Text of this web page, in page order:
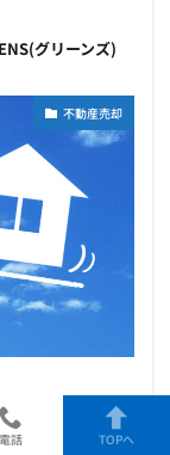
グリーンズ)
不動産売却
比較ランキング
電話 TOPへ